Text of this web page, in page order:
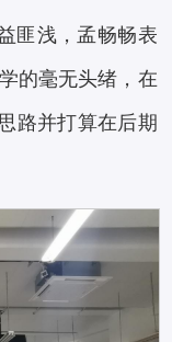
匪浅，孟畅畅表
的毫无头绪，在
路并打算在后期